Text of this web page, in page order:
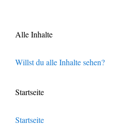
Alle Inhalte
Willst du alle Inhalte sehen?
Startseite
Startseite